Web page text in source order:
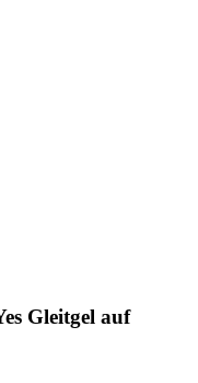
Gleitgel auf